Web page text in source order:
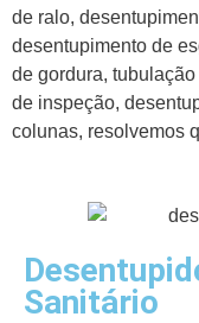
de ralo,
desentupimento de
de gordura,
de inspeção,
colunas, resolvemos
Sanitário